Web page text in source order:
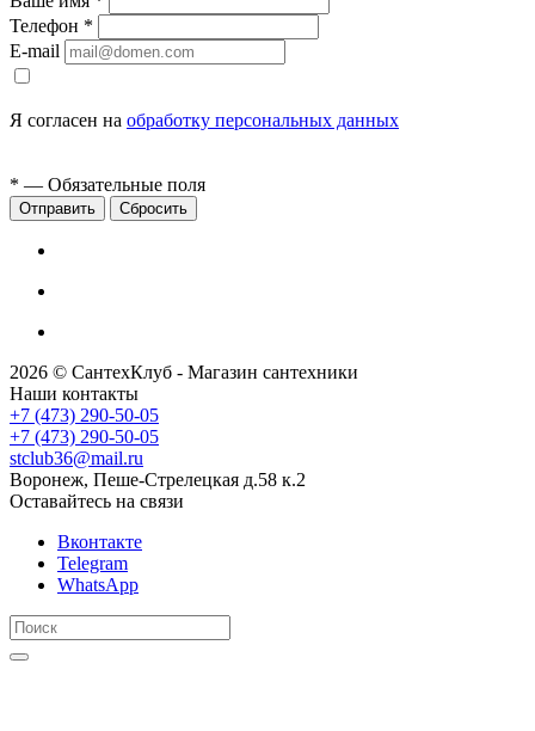
Телефон *
E-mail
Я согласен на обработку персональных данных
* — Обязательные поля
Сбросить
2026 © СантехКлуб - Магазин сантехники
Наши контакты
+7 (473) 290-50-05
+7 (473) 290-50-05
stclub36@mail.ru
Воронеж, Пеше-Стрелецкая д.58 к.2
Оставайтесь на связи
Вконтакте
Telegram
WhatsApp